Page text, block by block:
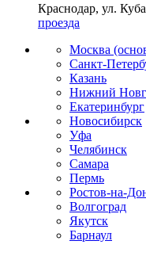
Краснодар, ул.
проезда
Москва
Санкт-
Казань
Нижний
Екатеринбург
Новосибирск
Уфа
Челябинск
Самара
Пермь
Ростов-на-
Волгоград
Якутск
Барнаул